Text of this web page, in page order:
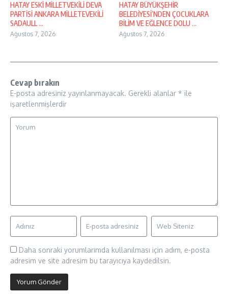
HATAY ESKİ MİLLETVEKİLİ DEVA
PARTİSİ ANKARA MİLLETEVEKİLİ
SADAULL ...
Ağustos 7, 2026
HATAY BÜYÜKŞEHİR
BELEDİYESİ’NDEN ÇOCUKLARA
BİLİM VE EĞLENCE DOLU ...
Ağustos 7, 2026
Cevap bırakın
E-posta adresiniz yayınlanmayacak. Gerekli alanlar * ile
işaretlenmişlerdir
Daha sonraki yorumlarımda kullanılması için adım, e-posta
adresim ve site adresim bu tarayıcıya kaydedilsin.